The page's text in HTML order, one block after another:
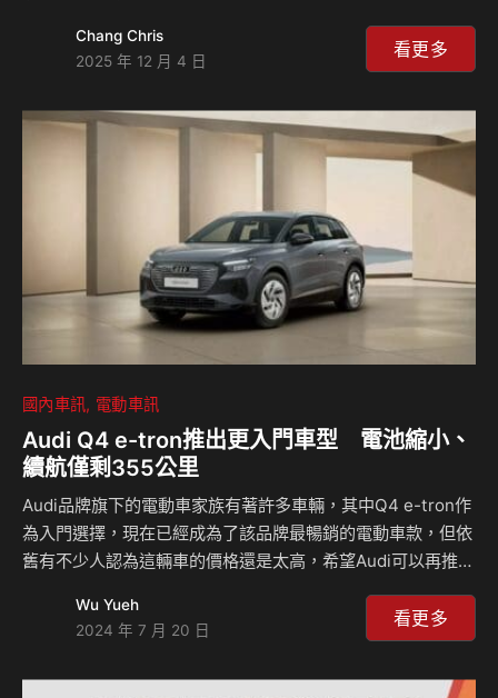
年國內車市少數正成長的品牌之一，更再次寫下同期歷史新高
紀錄！ Kia總代理台灣森那美起亞今年展現全方位的品牌進
背，The new EV6純電智慧跨界休旅則以「超越．更卓越」
之姿於6月強勢登台，並於9月接續發表The new Carnival極
Chang Chris
2025 年 12 月 4 日
看更多
國內車訊 電動車訊
Audi Q4 e-tron推出更入門車型 電池縮小、
續航僅剩355公里
Audi品牌旗下的電動車家族有著許多車輛，其中Q4 e-tron作
為入門選擇，現在已經成為了該品牌最暢銷的電動車款，但依
舊有不少人認為這輛車的價格還是太高，希望Audi可以再推出
場率先推出了Q4 35 e-torn車型，該車輛的電池縮小許多，
這也讓續航里程表現下場，來到355公里而已。 現在Audi於
Wu Yueh
2024 年 7 月 20 日
看更多